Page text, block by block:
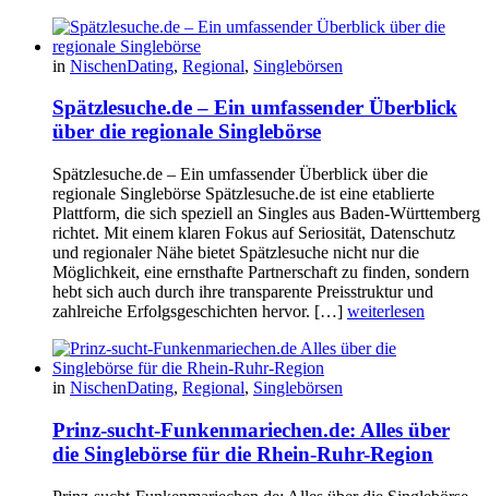
in NischenDating, Regional, Singlebörsen
Spätzlesuche.de – Ein umfassender Überblick
über die regionale Singlebörse
Spätzlesuche.de – Ein umfassender Überblick über die
regionale Singlebörse Spätzlesuche.de ist eine etablierte
Plattform, die sich speziell an Singles aus Baden-Württemberg
richtet. Mit einem klaren Fokus auf Seriosität, Datenschutz
und regionaler Nähe bietet Spätzlesuche nicht nur die
Möglichkeit, eine ernsthafte Partnerschaft zu finden, sondern
hebt sich auch durch ihre transparente Preisstruktur und
zahlreiche Erfolgsgeschichten hervor. […] weiterlesen
in NischenDating, Regional, Singlebörsen
Prinz-sucht-Funkenmariechen.de: Alles über
die Singlebörse für die Rhein-Ruhr-Region